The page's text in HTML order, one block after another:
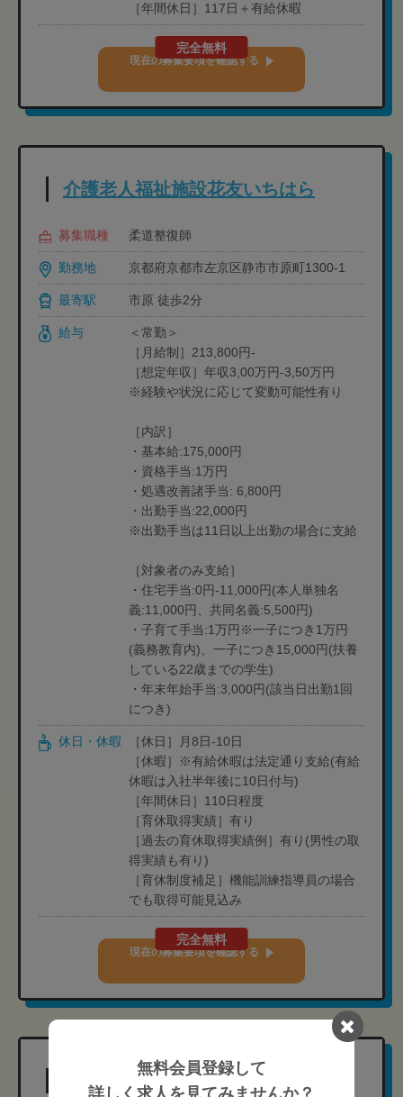
［年間休日］117日＋有給休暇
完全無料
現在の募集要項を確認する
介護老人福祉施設花友いちはら
募集職種 柔道整復師
勤務地 京都府京都市左京区静市市原町1300-1
最寄駅 市原 徒歩2分
給与
＜常勤＞
［月給制］213,800円-
［想定年収］年収3,00万円-3,50万円
※経験や状況に応じて変動可能性有り
［内訳］
・基本給:175,000円
・資格手当:1万円
・処遇改善諸手当: 6,800円
・出勤手当:22,000円
※出勤手当は11日以上出勤の場合に支給
［対象者のみ支給］
・住宅手当:0円-11,000円(本人単独名
義:11,000円、共同名義:5,500円)
・子育て手当:1万円※一子につき1万円
(義務教育内)、一子につき15,000円(扶養
している22歳までの学生)
・年末年始手当:3,000円(該当日出勤1回
につき)
休日・休暇
［休日］月8日-10日
［休暇］※有給休暇は法定通り支給(有給
休暇は入社半年後に10日付与)
［年間休日］110日程度
［育休取得実績］有り
［過去の育休取得実績例］有り(男性の取
得実績も有り)
［育休制度補足］機能訓練指導員の場合
でも取得可能見込み
完全無料
現在の募集要項を確認する
修学院整骨施術院
無料会員登録して
詳しく求人を見てみませんか？